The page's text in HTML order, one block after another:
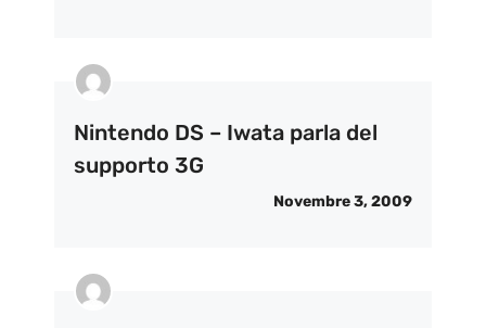
Nintendo DS – Iwata parla del
supporto 3G
Novembre 3, 2009